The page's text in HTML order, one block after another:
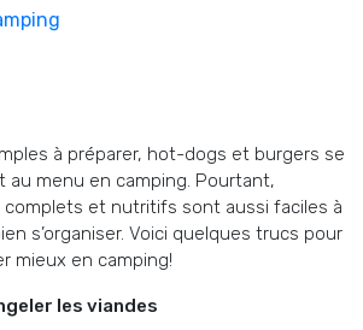
à préparer, hot-dogs et burgers se
menu en camping. Pourtant,
complets et nutritifs sont aussi faciles à
s’organiser. Voici quelques trucs pour
mieux en camping!
les viandes